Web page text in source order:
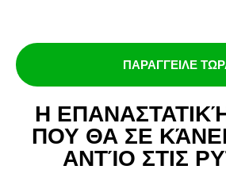
ΠΑΡΑΓΓΕΙΛΕ
Η
ΠΟΥ ΘΑ ΣΕ
ΑΝΤΊΟ ΣΤΙΣ